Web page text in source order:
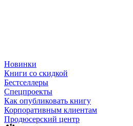
Новинки
Книги со скидкой
Бестселлеры
Спецпроекты
Как опубликовать книгу
Корпоративным клиентам
Продюсерский центр